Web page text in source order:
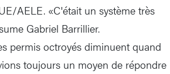
AELE. «C'était un système très
Gabriel Barrillier.
permis octroyés diminuent quand
toujours un moyen de répondre